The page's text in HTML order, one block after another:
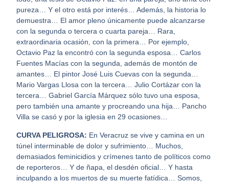
pureza… Y el otro está por interés… Además, la historia lo
demuestra… El amor pleno únicamente puede alcanzarse
con la segunda o tercera o cuarta pareja… Rara,
extraordinaria ocasión, con la primera… Por ejemplo,
Octavio Paz la encontró con la segunda esposa… Carlos
Fuentes Macías con la segunda, además de montón de
amantes… El pintor José Luis Cuevas con la segunda…
Mario Vargas Llosa con la tercera… Julio Cortázar con la
tercera… Gabriel García Márquez sólo tuvo una esposa,
pero también una amante y procreando una hija… Pancho
Villa se casó y por la iglesia en 29 ocasiones…
CURVA PELIGROSA: En Veracruz se vive y camina en un
túnel interminable de dolor y sufrimiento… Muchos,
demasiados feminicidios y crímenes tanto de políticos como
de reporteros… Y de ñapa, el desdén oficial… Y hasta
inculpando a los muertos de su muerte fatídica… Somos,